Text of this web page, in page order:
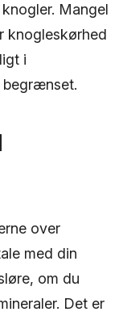
Mangel
knogleskørhed
i
begrænset.
over
med din
om du
Det er